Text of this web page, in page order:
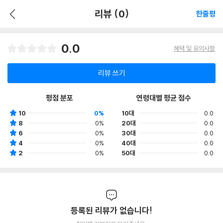
리뷰 (0) 한줄평
0.0 혜택 및 유의사항
리뷰 쓰기
평점 분포
10
0%
8
0%
6
0%
4
0%
2
0%
연령대별 평균 점수
10대
0.0
20대
0.0
30대
0.0
40대
0.0
50대
0.0
등록된 리뷰가 없습니다!